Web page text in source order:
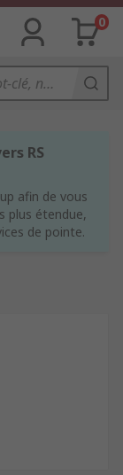
0
RS
afin de vous
plus étendue,
de pointe.